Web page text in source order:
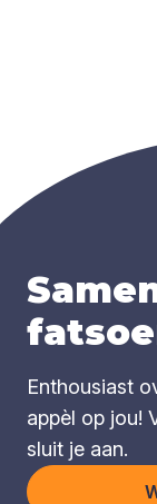
Enthousiast
appèl op jou!
sluit je aan.